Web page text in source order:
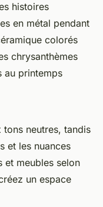
histoires
en métal pendant
colorés
chrysanthèmes
au printemps
tons neutres, tandis
et les nuances
et meubles selon
un espace